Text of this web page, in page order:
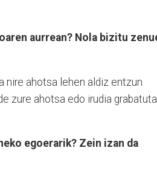
aurrean? Nola bizitu
nire ahotsa lehen aldiz entzun
zure ahotsa edo irudia grabatuta
egoerarik? Zein izan da